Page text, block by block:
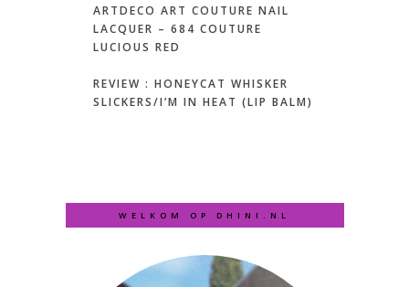
ARTDECO ART COUTURE NAIL
LACQUER – 684 COUTURE
LUCIOUS RED
REVIEW : HONEYCAT WHISKER
SLICKERS/I’M IN HEAT (LIP BALM)
WELKOM OP DHINI.NL